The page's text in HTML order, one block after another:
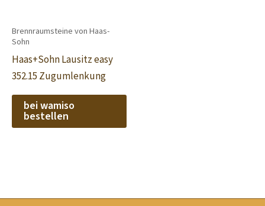
Brennraumsteine von Haas-
Sohn
Haas+Sohn Lausitz easy
352.15 Zugumlenkung
bei wamiso
bestellen